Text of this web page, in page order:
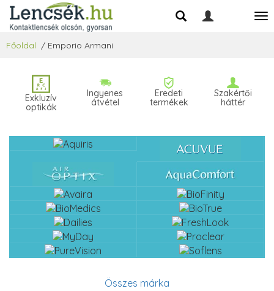
Főoldal / Emporio Armani
Exkluzív
optikák
Ingyenes
átvétel
Eredeti
termékek
Szakértői
háttér
Összes márka